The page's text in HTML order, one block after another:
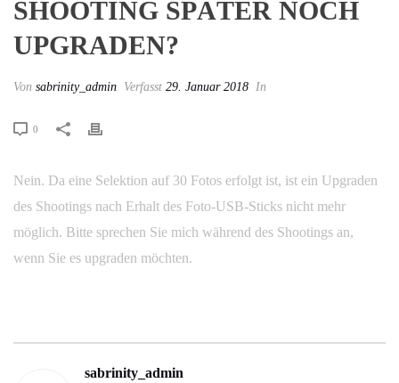
SHOOTING SPÄTER NOCH
UPGRADEN?
Von sabrinity_admin Verfasst 29. Januar 2018 In
0
Nein. Da eine Selektion auf 30 Fotos erfolgt ist, ist ein Upgraden
des Shootings nach Erhalt des Foto-USB-Sticks nicht mehr
möglich. Bitte sprechen Sie mich während des Shootings an,
wenn Sie es upgraden möchten.
sabrinity_admin